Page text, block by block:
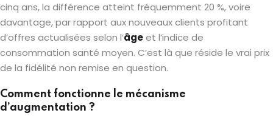
cinq ans, la différence atteint fréquemment 20 %, voire
davantage, par rapport aux nouveaux clients profitant
d’offres actualisées selon l’âgeet l’indice de
consommation santé moyen. C’est là que réside le vrai prix
de la fidélité non remise en question.
Comment fonctionne le mécanisme
d’augmentation ?